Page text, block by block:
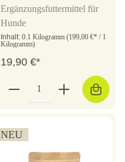
Ergänzungsfuttermittel für
Hunde
Inhalt: 0.1 Kilogramm (199,00 €* / 1
Kilogramm)
19,90 €*
NEU